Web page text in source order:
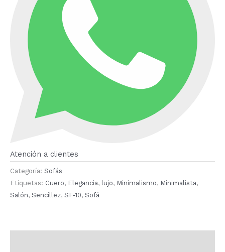
Atención a clientes
Categoría: Sofás
Etiquetas: Cuero, Elegancia, lujo, Minimalismo, Minimalista,
Salón, Sencillez, SF-10, Sofá